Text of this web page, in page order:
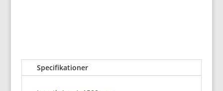
Specifikationer